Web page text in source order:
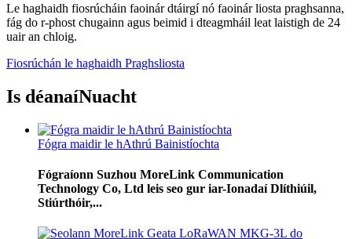
Le haghaidh fiosrúcháin faoinár dtáirgí nó faoinár liosta praghsanna,
fág do r-phost chugainn agus beimid i dteagmháil leat laistigh de 24
uair an chloig.
Fiosrúchán le haghaidh Praghsliosta
Is déanaíNuacht
Fógra maidir le hAthrú Bainistíochta
Fógraíonn Suzhou MoreLink Communication
Technology Co, Ltd leis seo gur iar-Ionadaí Dlíthiúil,
Stiúrthóir,...